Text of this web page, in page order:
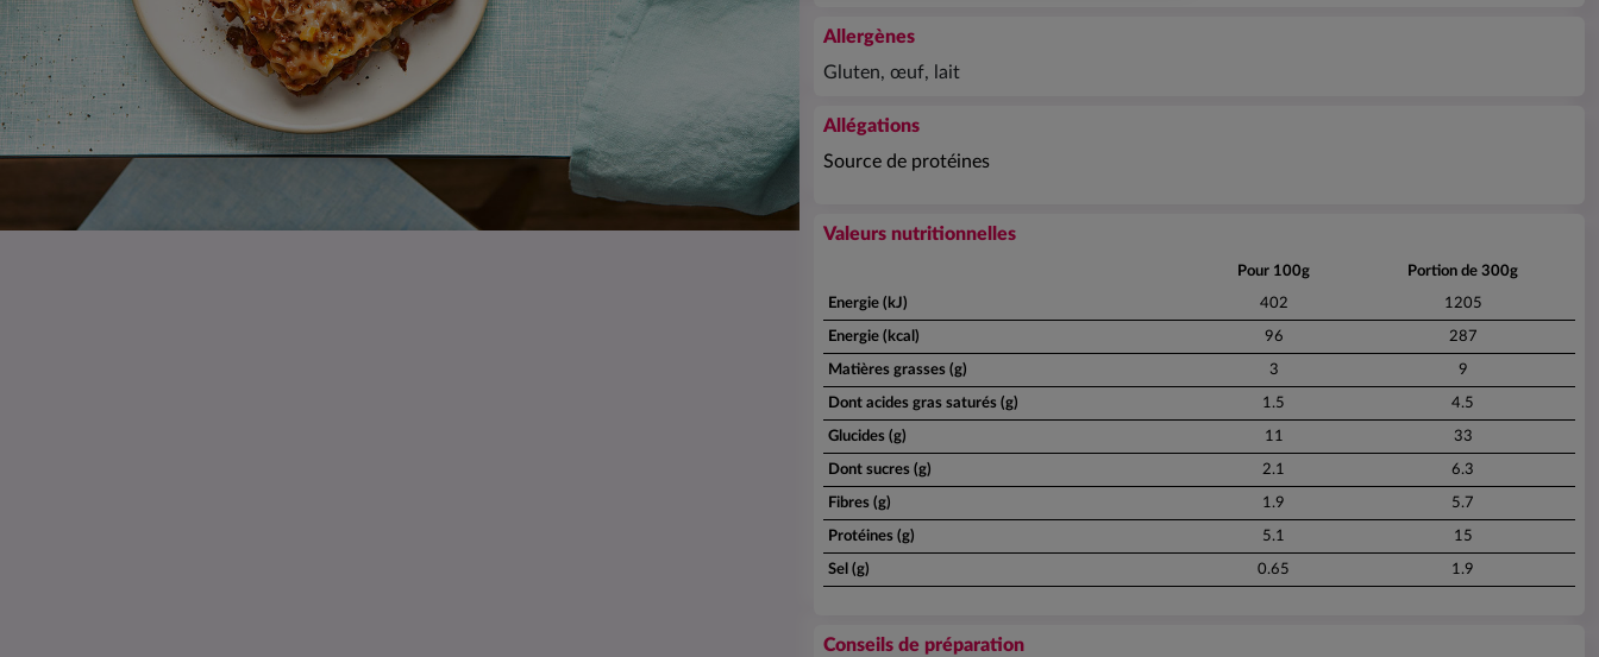
Allergènes
Gluten, œuf, lait
Allégations
Source de protéines
Valeurs nutritionnelles
Pour 100g Portion de 300g
Energie (kJ) 402 1205
Energie (kcal) 96 287
Matières grasses (g) 3 9
Dont acides gras saturés (g) 1.5 4.5
Glucides (g) 11 33
Dont sucres (g) 2.1 6.3
Fibres (g) 1.9 5.7
Protéines (g) 5.1 15
Sel (g) 0.65 1.9
Conseils de préparation